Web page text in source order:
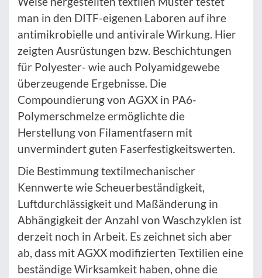
man in den DITF-eigenen Laboren auf ihre
antimikrobielle und antivirale Wirkung. Hier
zeigten Ausrüstungen bzw. Beschichtungen
für Polyester- wie auch Polyamidgewebe
überzeugende Ergebnisse. Die
Compoundierung von AGXX in PA6-
Polymerschmelze ermöglichte die
Herstellung von Filamentfasern mit
unvermindert guten Faserfestigkeitswerten.
Die Bestimmung textilmechanischer
Kennwerte wie Scheuerbeständigkeit,
Luftdurchlässigkeit und Maßänderung in
Abhängigkeit der Anzahl von Waschzyklen ist
derzeit noch in Arbeit. Es zeichnet sich aber
ab, dass mit AGXX modifizierten Textilien eine
beständige Wirksamkeit haben, ohne die